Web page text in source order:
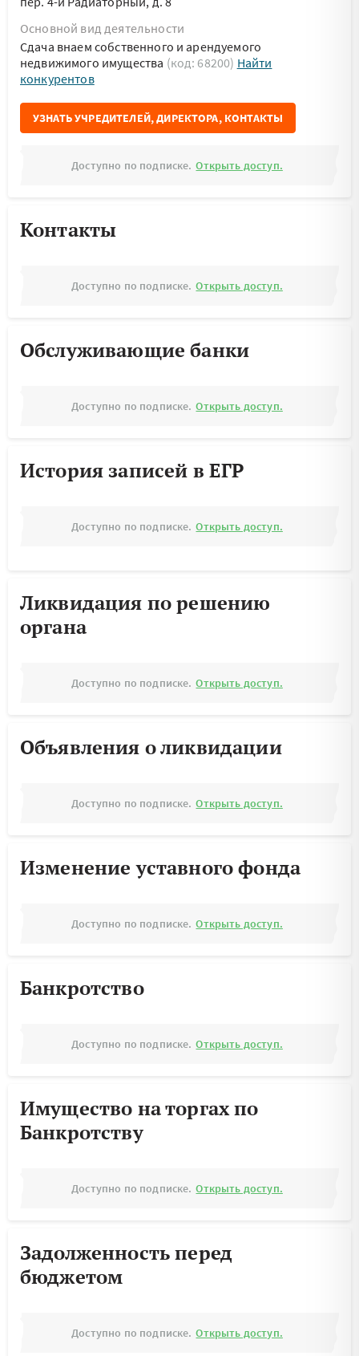
Основной вид деятельности
Сдача внаем собственного и арендуемого
недвижимого имущества (код: 68200) Найти
конкурентов
УЗНАТЬ УЧРЕДИТЕЛЕЙ, ДИРЕКТОРА, КОНТАКТЫ
Доступно по подписке. Открыть доступ.
Контакты
Доступно по подписке. Открыть доступ.
Обслуживающие банки
Доступно по подписке. Открыть доступ.
История записей в ЕГР
Доступно по подписке. Открыть доступ.
Ликвидация по решению
органа
Доступно по подписке. Открыть доступ.
Объявления о ликвидации
Доступно по подписке. Открыть доступ.
Изменение уставного фонда
Доступно по подписке. Открыть доступ.
Банкротство
Доступно по подписке. Открыть доступ.
Имущество на торгах по
Банкротству
Доступно по подписке. Открыть доступ.
Задолженность перед
бюджетом
Доступно по подписке. Открыть доступ.